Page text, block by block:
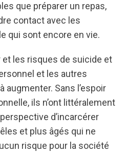
que préparer un repas,
contact avec les
qui sont encore en vie.
les risques de suicide et
et les autres
Sans l’espoir
ils n’ont littéralement
d’incarcérer
et plus âgés qui ne
risque pour la société